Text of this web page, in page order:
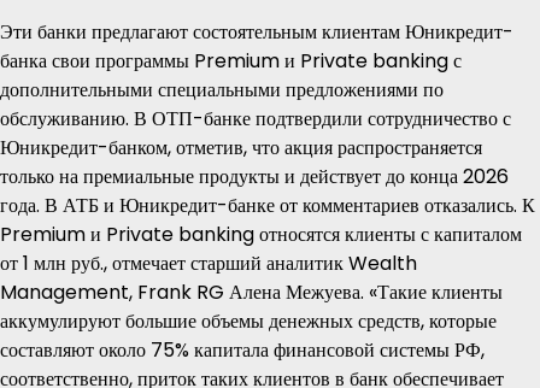
Эти банки предлагают состоятельным клиентам Юникредит-
банка свои программы Premium и Private banking с
дополнительными специальными предложениями по
обслуживанию. В ОТП-банке подтвердили сотрудничество с
Юникредит-банком, отметив, что акция распространяется
только на премиальные продукты и действует до конца 2026
года. В АТБ и Юникредит-банке от комментариев отказались. К
Premium и Private banking относятся клиенты с капиталом
от 1 млн руб., отмечает старший аналитик Wealth
Management, Frank RG Алена Межуева. «Такие клиенты
аккумулируют большие объемы денежных средств, которые
составляют около 75% капитала финансовой системы РФ,
соответственно, приток таких клиентов в банк обеспечивает